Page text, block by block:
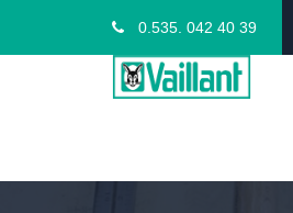
0.535. 042 40 39